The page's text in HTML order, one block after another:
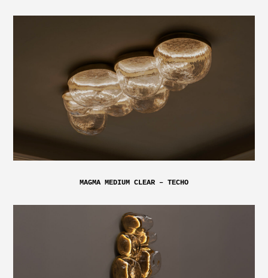
MAGMA MEDIUM CLEAR – TECHO